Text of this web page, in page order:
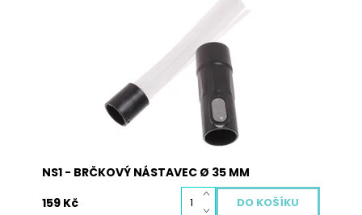
Univerzální brčková hubice je vhodná pro
všechny vysavače s kulatou trubkou o průměru
32 a 35 mm je vhodná k vysávání těžko
dostupných míst a mezer. Brčkový vysavačový
obsahuje 30 dutých brček o průměru 2mm.
Skladem
4030
NS1 - BRČKOVÝ NÁSTAVEC Ø 35 MM
159 Kč